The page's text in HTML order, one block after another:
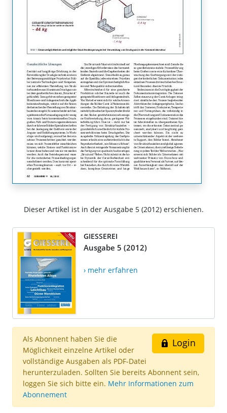
Dieser Artikel ist in der Ausgabe 5 (2012) erschienen.
GIESSEREI
Ausgabe 5 (2012)
› mehr erfahren
Login
Als Abonnent haben Sie die
Möglichkeit einzelne Artikel oder
vollständige Ausgaben als PDF-Datei
herunterzuladen. Sollten Sie bereits Abonnent sein,
loggen Sie sich bitte ein. Mehr Informationen zum
Abonnement